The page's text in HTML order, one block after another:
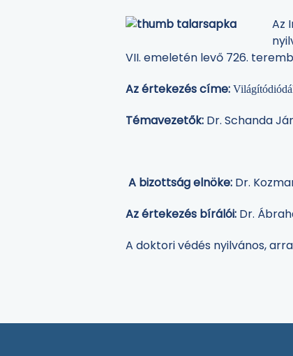
Az
VII. emeletén levő 726.
Az értekezés címe:
Témavezetők: Dr. Schanda
A bizottság elnöke: Dr.
Az értekezés bírálói: Dr.
A doktori védés nyilvános,